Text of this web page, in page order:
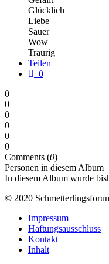
Glücklich
Liebe
Sauer
Wow
Traurig
Teilen
0
0
0
0
0
0
0
Comments (0)
Personen in diesem Album
In diesem Album wurde
© 2020
Impressum
Haftungsausschluss
Kontakt
Inhalt